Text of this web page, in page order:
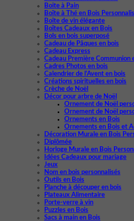
Boite à Pain
Boîte à Thé en Bois
Boîte de vin élégante
Boîtes Cadeaux en Bois
Bols en bois superposé
Cadeau de Pâques en bois
Cadeau Express
Cadeau Première Communion
Cadres Photos en bois
Calendrier de l'Avent en bois
Créations spirituelles en bois
Crèche de Noël
Décor pour arbre de Noël
Ornement de Noël
Ornement de Noël
Ornements en Bois
Ornements en Bois et
Décoration Murale en Bois
Diplômée
Horloge Murale en Bois
Idées Cadeaux pour mariage
Jeux
Nom en bois personnalisés
Outils en Bois
Planche à découper en bois
Plateaux Alimentaire
Porte-verre à vin
Puzzles en Bois
Sacs à main en Bois